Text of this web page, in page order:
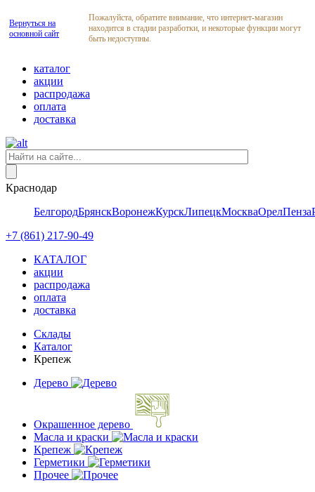
Вернуться на
основной сайт
Пожалуйста, обратите внимание, что интернет-магазин
находится в стадии разработки, и некоторые функции могут
быть недоступны.
каталог
акции
распродажа
оплата
доставка
Краснодар
БелгородБрянскВоронежКурскЛипецкМоскваОрелПенза
+7 (861) 217-90-49
КАТАЛОГ
акции
распродажа
оплата
доставка
Склады
Каталог
Крепеж
Дерево
Окрашенное дерево
Масла и краски
Крепеж
Герметики
Прочее